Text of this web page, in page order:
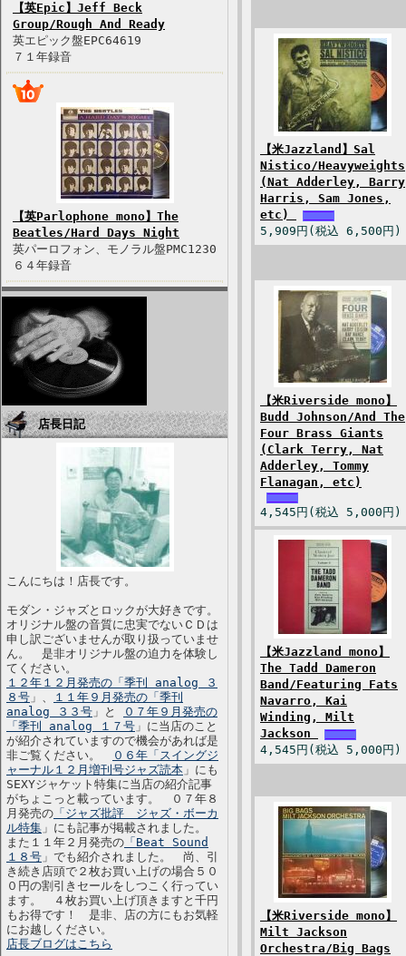
【英Epic】Jeff Beck
Group/Rough And Ready
英エピック盤EPC64619
７１年録音
【英Parlophone mono】The
Beatles/Hard Days Night
英パーロフォン、モノラル盤PMC1230
６４年録音
店長日記
こんにちは！店長です。
モダン・ジャズとロックが大好きです。
オリジナル盤の音質に忠実でないＣＤは
申し訳ございませんが取り扱っていませ
ん。 是非オリジナル盤の迫力を体験し
てください。
１２年１２月発売の「季刊 analog ３
８号 」、
１１年９月発売の「季刊
analog ３３号 」と
０７年９月発売の
「季刊 analog １７号 」に当店のこと
が紹介されていますので機会があれば是
非ご覧ください。
０６年「スイングジ
ャーナル１２月増刊号ジャズ読本 」にも
SEXYジャケット特集に当店の紹介記事
がちょこっと載っています。 ０７年８
月発売の 「ジャズ批評 ジャズ・ボーカ
ル特集 」にも記事が掲載されました。
また１１年２月発売の 「Beat Sound
１８号 」でも紹介されました。 尚、引
き続き店頭で２枚お買い上げの場合５０
０円の割引きセールをしつこく行ってい
ます。 ４枚お買い上げ頂きますと千円
もお得です！ 是非、店の方にもお気軽
にお越しください。
店長ブログはこちら
【米Jazzland】Sal
Nistico/Heavyweights
(Nat Adderley, Barry
Harris, Sam Jones,
etc)
5,909円(税込 6,500円)
【米Riverside mono】
Budd Johnson/And The
Four Brass Giants
(Clark Terry, Nat
Adderley, Tommy
Flanagan, etc)
4,545円(税込 5,000円)
【米Jazzland mono】
The Tadd Dameron
Band/Featuring Fats
Navarro, Kai
Winding, Milt
Jackson
4,545円(税込 5,000円)
【米Riverside mono】
Milt Jackson
Orchestra/Big Bags